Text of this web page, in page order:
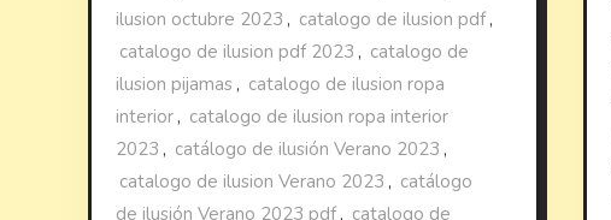
ilusion octubre 2023 , catalogo de ilusion pdf,
catalogo de ilusion pdf 2023 , catalogo de
ilusion pijamas , catalogo de ilusion ropa
interior , catalogo de ilusion ropa interior
2023 , catálogo de ilusión Verano 2023 ,
catalogo de ilusion Verano 2023 , catálogo
de ilusión Verano 2023 pdf, catalogo de